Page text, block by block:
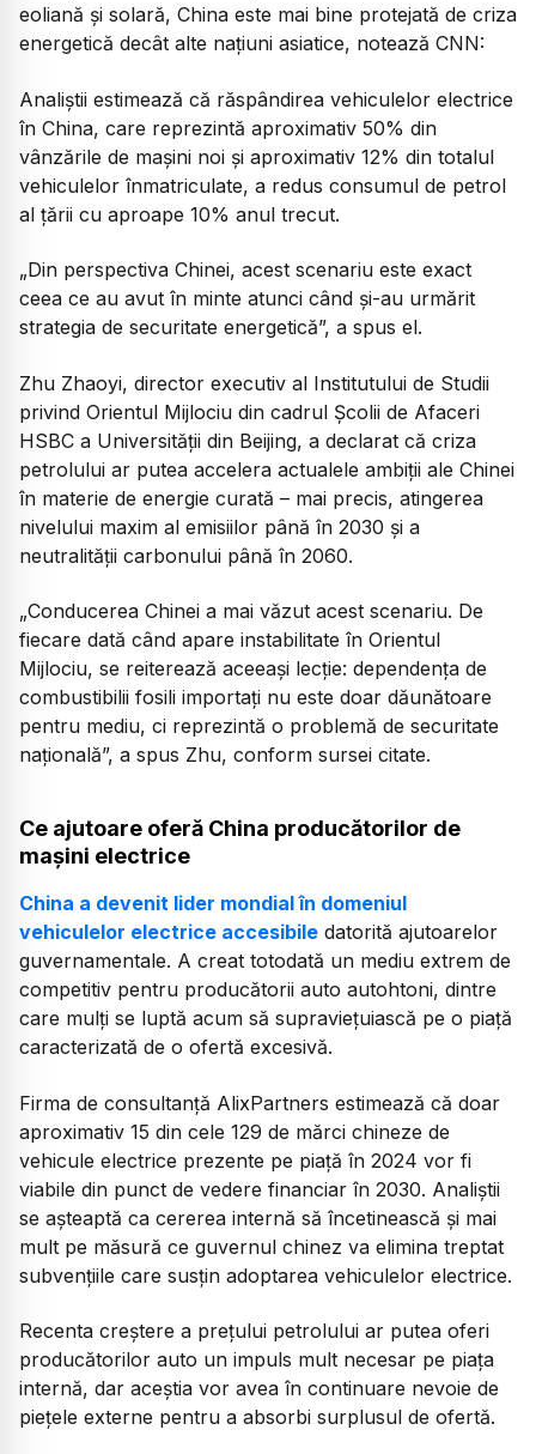
eoliană și solară, China este mai bine protejată de criza
energetică decât alte națiuni asiatice, notează CNN:
Analiștii estimează că răspândirea vehiculelor electrice
în China, care reprezintă aproximativ 50% din
vânzările de mașini noi și aproximativ 12% din totalul
vehiculelor înmatriculate, a redus consumul de petrol
al țării cu aproape 10% anul trecut.
„Din perspectiva Chinei, acest scenariu este exact
ceea ce au avut în minte atunci când și-au urmărit
strategia de securitate energetică”, a spus el.
Zhu Zhaoyi, director executiv al Institutului de Studii
privind Orientul Mijlociu din cadrul Școlii de Afaceri
HSBC a Universității din Beijing, a declarat că criza
petrolului ar putea accelera actualele ambiții ale Chinei
în materie de energie curată – mai precis, atingerea
nivelului maxim al emisiilor până în 2030 și a
neutralității carbonului până în 2060.
„Conducerea Chinei a mai văzut acest scenariu. De
fiecare dată când apare instabilitate în Orientul
Mijlociu, se reiterează aceeași lecție: dependența de
combustibilii fosili importați nu este doar dăunătoare
pentru mediu, ci reprezintă o problemă de securitate
națională”, a spus Zhu, conform sursei citate.
Ce ajutoare oferă China producătorilor de
mașini electrice
China a devenit lider mondial în domeniul
vehiculelor electrice accesibile datorită ajutoarelor
guvernamentale. A creat totodată un mediu extrem de
competitiv pentru producătorii auto autohtoni, dintre
care mulți se luptă acum să supraviețuiască pe o piață
caracterizată de o ofertă excesivă.
Firma de consultanță AlixPartners estimează că doar
aproximativ 15 din cele 129 de mărci chineze de
vehicule electrice prezente pe piață în 2024 vor fi
viabile din punct de vedere financiar în 2030. Analiștii
se așteaptă ca cererea internă să încetinească și mai
mult pe măsură ce guvernul chinez va elimina treptat
subvențiile care susțin adoptarea vehiculelor electrice.
Recenta creștere a prețului petrolului ar putea oferi
producătorilor auto un impuls mult necesar pe piața
internă, dar aceștia vor avea în continuare nevoie de
piețele externe pentru a absorbi surplusul de ofertă.